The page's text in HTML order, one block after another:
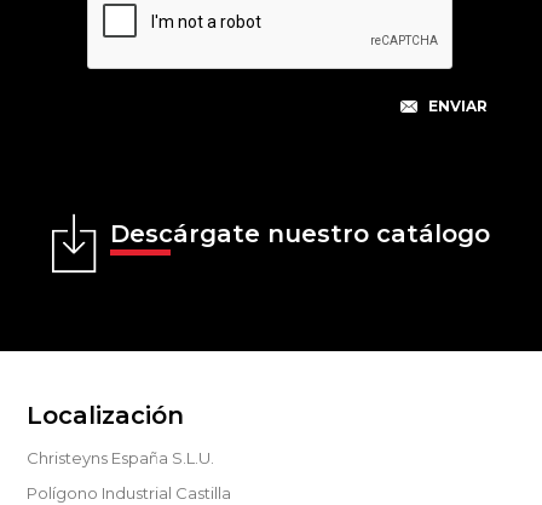
Descárgate nuestro catálogo
Localización
Christeyns España S.L.U.
Polígono Industrial Castilla